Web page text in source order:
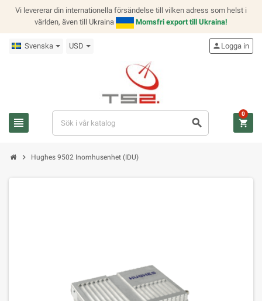
Vi levererar din internationella försändelse till vilken adress som helst i
världen, även till Ukraina
Momsfri export till Ukraina!
Svenska USD
view_headline search
person Logga in
shopping_cart
0
chevron_right Hughes 9502 Inomhusenhet (IDU)